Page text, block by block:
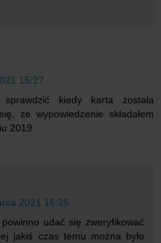
15:27
kiedy karta została
że wypowiedzenie składałem
2019
2021 16:25
udać się zweryfikować
jakiś czas temu można było